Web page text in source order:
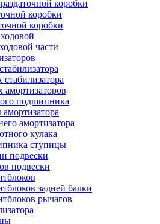
коробки
коробки
коробки
части
стабилизатора
амортизаторов
подшипника
амортизатора
кулака
ступицы
подвески
подвески
задней балки
рычагов